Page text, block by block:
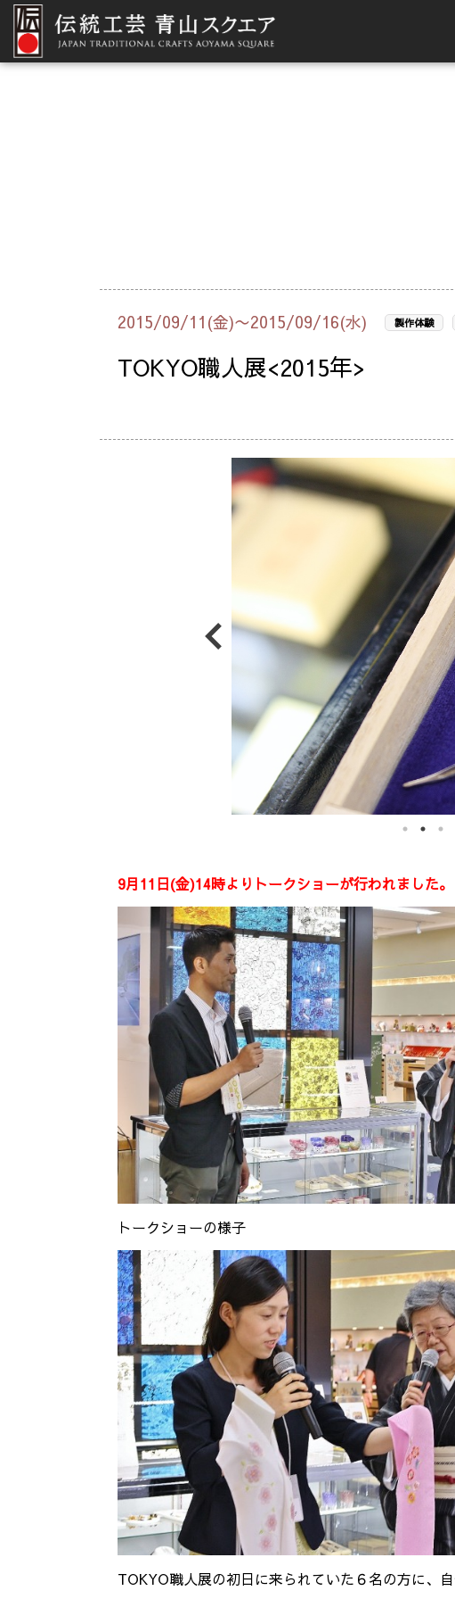
2015/09/11(金)〜2015/09/16(水) 製作体験
TOKYO職人展<2015年>
9月11日(金)14時よりトークショーが行われました。
トークショーの様子
TOKYO職人展の初日に来られていた６名の方に、